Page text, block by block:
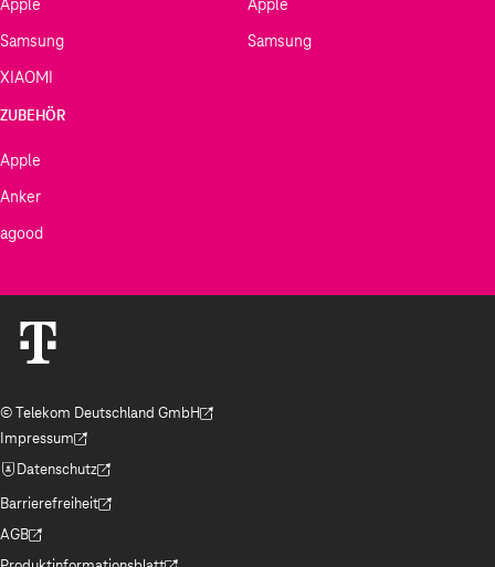
Samsung
XIAOMI
Samsung
ZUBEHÖR
Apple
Anker
agood
© Telekom Deutschland GmbH
(Der Link wird in einem neuen Tab geöffnet)
Impressum
(Der Link wird in einem neuen Tab geöffnet)
Datenschutz
(Der Link wird in einem neuen Tab geöffnet)
Barrierefreiheit
(Der Link wird in einem neuen Tab geöffnet)
AGB
(Der Link wird in einem neuen Tab geöffnet)